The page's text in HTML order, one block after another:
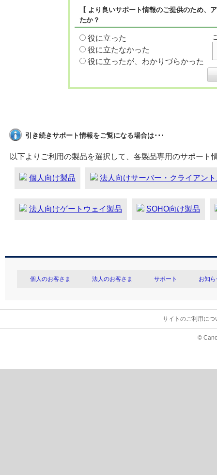
【 より良いサポート情報のご提供のため
たか？
役に立った
役に立たなかった
役に立ったが、わかりづらかった
引き続きサポート情報をご覧になる場合は･･･
以下よりご利用の製品を選択して、各製品専用のサポート
個人向け製品 法人向けサーバー・クライアン
法人向けゲートウェイ製品 SOHO向け製品
個人のお客さま 法人のお客さま サポート お知
サイトのご利用につ
©